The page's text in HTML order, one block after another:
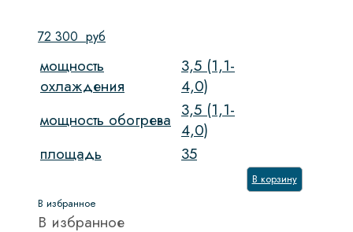
72 300 руб
мощность
охлаждения
3,5 (1,1-
4,0)
мощность обогрева 3,5 (1,1-
4,0)
площадь
35
В корзину
В избранное
В избранное